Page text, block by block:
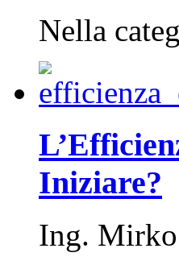
Nella
Iniziare?
Ing.